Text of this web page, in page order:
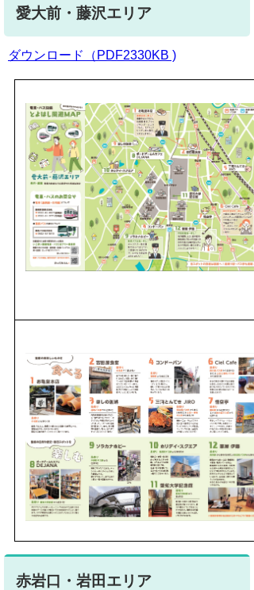
愛大前・藤沢エリア
ダウンロード（PDF2330KB )
赤岩口・岩田エリア